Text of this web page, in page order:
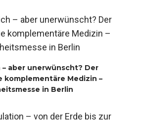
aber unerwünscht? Der
komplementäre Medizin –
in Berlin